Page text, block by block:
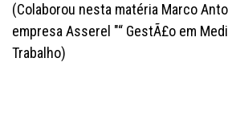
(Colaborou nesta matéria Marco
empresa Asserel "“ GestÃ£o em
Trabalho)